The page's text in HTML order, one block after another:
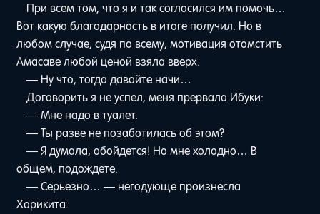
При всем том, что я и так согласился им помочь…
Вот какую благодарность в итоге получил. Но в
любом случае, судя по всему, мотивация отомстить
Амасаве любой ценой взяла вверх.
— Ну что, тогда давайте начи…
Договорить я не успел, меня прервала Ибуки:
— Мне надо в туалет.
— Ты разве не позаботилась об этом?
— Я думала, обойдется! Но мне холодно… В
общем, подождете.
— Серьезно… — негодующе произнесла
Хорикита.